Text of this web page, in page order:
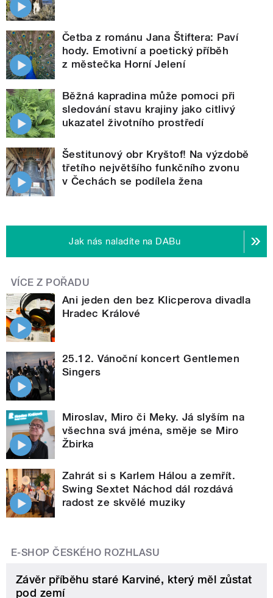
Četba z románu Jana Štiftera: Paví
hody. Emotivní a poetický příběh
z městečka Horní Jelení
Běžná kapradina může pomoci při
sledování stavu krajiny jako citlivý
ukazatel životního prostředí
Šestitunový obr Kryštof! Na výzdobě
třetího největšího funkčního zvonu
v Čechách se podílela žena
Jak nás naladíte na DABu
VÍCE Z POŘADU
Ani jeden den bez Klicperova divadla
Hradec Králové
25.12. Vánoční koncert Gentlemen
Singers
Miroslav, Miro či Meky. Já slyším na
všechna svá jména, směje se Miro
Žbirka
Zahrát si s Karlem Hálou a zemřít.
Swing Sextet Náchod dál rozdává
radost ze skvělé muziky
E-SHOP ČESKÉHO ROZHLASU
Závěr příběhu staré Karviné, který měl zůstat
pod zemí